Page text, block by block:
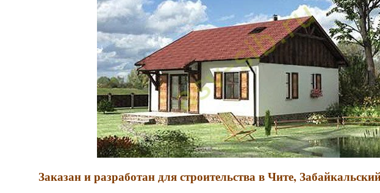
Заказан и разработан для строительства в Чите,